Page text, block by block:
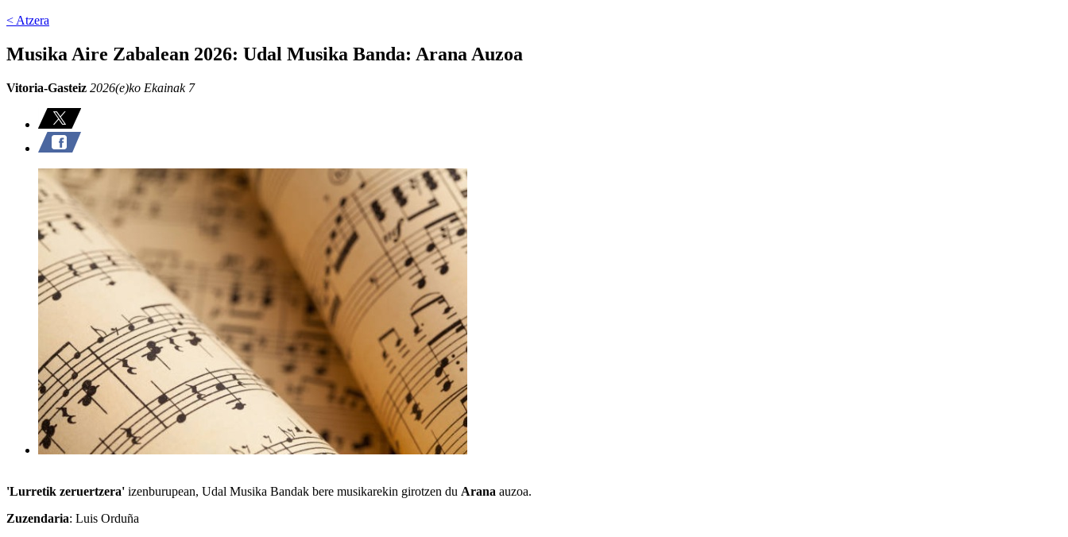
< Atzera
Musika Aire Zabalean 2026: Udal Musika Banda: Arana Auzoa
Vitoria-Gasteiz 2026(e)ko Ekainak 7
'Lurretik zeruertzera' izenburupean, Udal Musika Bandak bere musikarekin girotzen du Arana auzoa.
Zuzendaria: Luis Orduña